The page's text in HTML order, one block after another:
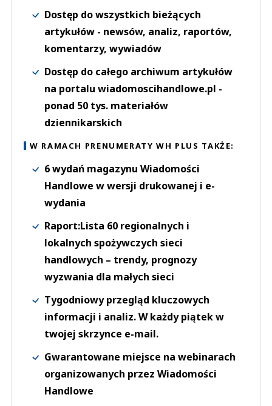
Dostęp do wszystkich bieżących
artykułów - newsów, analiz, raportów,
komentarzy, wywiadów
Dostęp do całego archiwum artykułów
na portalu wiadomoscihandlowe.pl -
ponad 50 tys. materiałów
dziennikarskich
W RAMACH PRENUMERATY WH PLUS TAKŻE:
6 wydań magazynu Wiadomości
Handlowe w wersji drukowanej i e-
wydania
Raport:Lista 60 regionalnych i
lokalnych spożywczych sieci
handlowych – trendy, prognozy
wyzwania dla małych sieci
Tygodniowy przegląd kluczowych
informacji i analiz. W każdy piątek w
twojej skrzynce e-mail.
Gwarantowane miejsce na webinarach
organizowanych przez Wiadomości
Handlowe